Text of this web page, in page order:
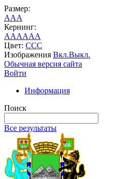
Размер:
AAA
Кернинг:
AAAAAA
Цвет: CCC
Изображения Вкл.Выкл.
Обычная версия сайта
Войти
Информация
Поиск
Все результаты